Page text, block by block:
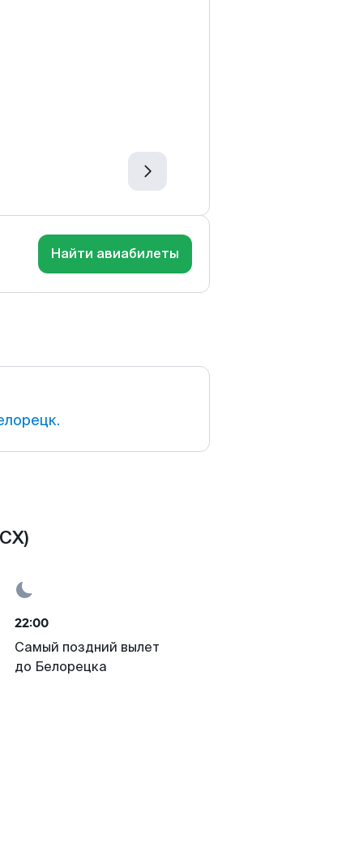
Найти авиабилеты
22:00
Самый поздний вылет
до Белорецка